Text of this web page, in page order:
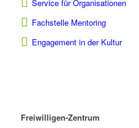
Service für Organisationen
Fachstelle Mentoring
Engagement in der Kultur
Freiwilligen-Zentrum